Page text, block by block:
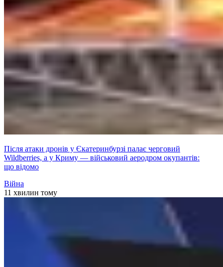
Після атаки дронів у Єкатеринбурзі палає черговий
Wildberries, а у Криму — військовий аеродром окупантів:
що відомо
Війна
11 хвилин тому